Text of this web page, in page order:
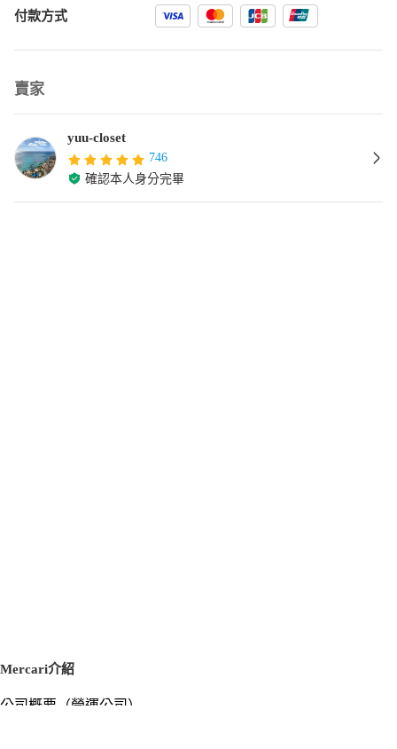
付款方式
賣家
yuu-closet
746
確認本人身分完畢
Mercari介紹
公司概要（營運公司）